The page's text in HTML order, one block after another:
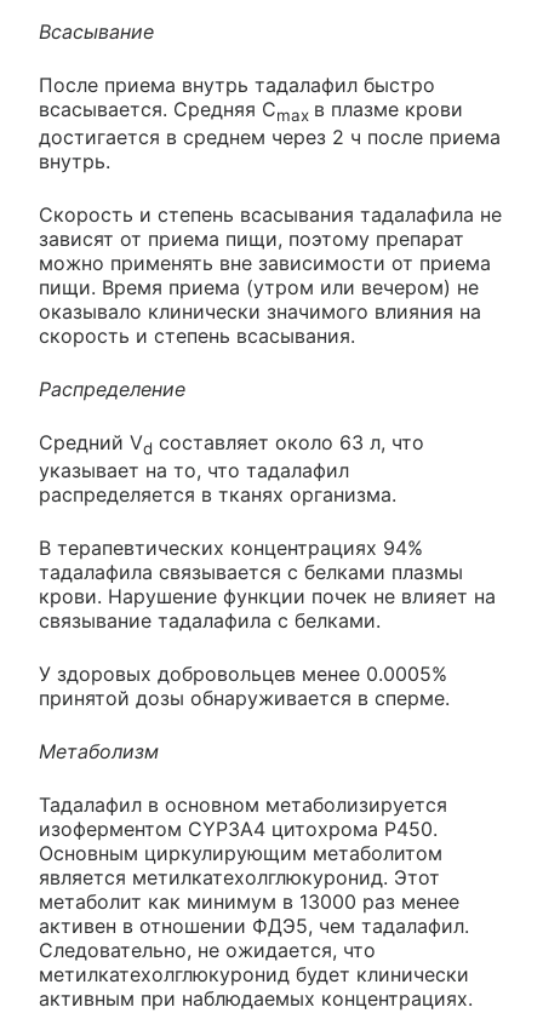
Всасывание
После приема внутрь тадалафил быстро
всасывается. Средняя Сmax в плазме крови
достигается в среднем через 2 ч после приема
внутрь.
Скорость и степень всасывания тадалафила не
зависят от приема пищи, поэтому препарат
можно применять вне зависимости от приема
пищи. Время приема (утром или вечером) не
оказывало клинически значимого влияния на
скорость и степень всасывания.
Распределение
Средний Vd составляет около 63 л, что
указывает на то, что тадалафил
распределяется в тканях организма.
В терапевтических концентрациях 94%
тадалафила связывается с белками плазмы
крови. Нарушение функции почек не влияет на
связывание тадалафила с белками.
У здоровых добровольцев менее 0.0005%
принятой дозы обнаруживается в сперме.
Метаболизм
Тадалафил в основном метаболизируется
изоферментом CYP3A4 цитохрома Р450.
Основным циркулирующим метаболитом
является метилкатехолглюкуронид. Этот
метаболит как минимум в 13000 раз менее
активен в отношении ФДЭ5, чем тадалафил.
Следовательно, не ожидается, что
метилкатехолглюкуронид будет клинически
активным при наблюдаемых концентрациях.